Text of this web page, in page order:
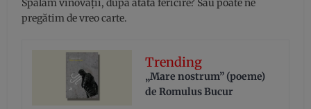
Spălăm vinovății, după atâta fericire? Sau poate ne
pregătim de vreo carte.
Trending
„Mare nostrum” (poeme)
de Romulus Bucur